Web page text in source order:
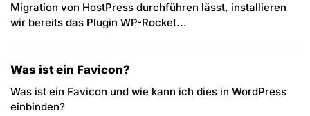
Migration von HostPress durchführen lässt, installieren
wir bereits das Plugin WP-Rocket...
Was ist ein Favicon?
Was ist ein Favicon und wie kann ich dies in WordPress
einbinden?